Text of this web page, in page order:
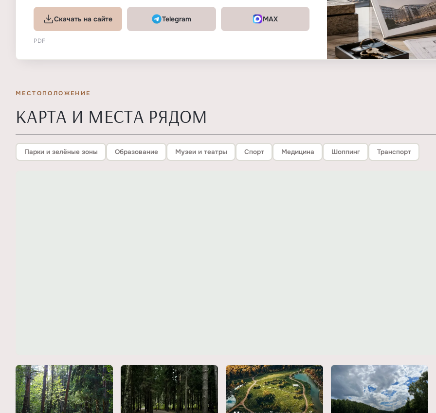
Скачать на сайте Telegram MAX
PDF
МЕСТОПОЛОЖЕНИЕ
КАРТА И МЕСТА РЯДОМ
Парки и зелёные зоны Образование Музеи и театры Спорт Медицина Шоппинг Транспорт